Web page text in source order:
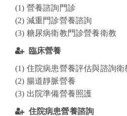
(1) 營養諮詢門診
(2) 減重門診營養諮詢
(3) 糖尿病衛教門診營養衛教
臨床營養
(1) 住院病患營養評估與諮詢衛
(2) 腸道靜脈營養
(3) 出院準備營養照護
住院病患營養諮詢